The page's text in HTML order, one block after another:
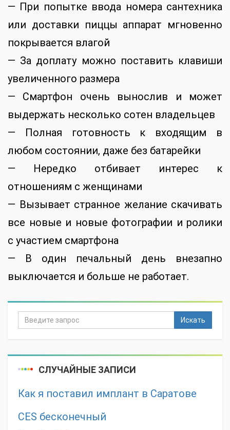
— При попытке ввода номера сантехника
или доставки пиццы аппарат мгновенно
покрывается влагой
— За доплату можно поставить клавиши
увеличенного размера
— Смартфон очень вынослив и может
выдержать несколько сотен владельцев
— Полная готовность к входящим в
любом состоянии, даже без батарейки
— Нередко отбивает интерес к
отношениям с женщинами
— Вызывает странное желание скачивать
все новые и новые фотографии и ролики
с участием смартфона
— В один печальный день внезапно
выключается и больше не работает.
Искать
СЛУЧАЙНЫЕ ЗАПИСИ
Как я поставил имплант в Саратове
CES бесконечный